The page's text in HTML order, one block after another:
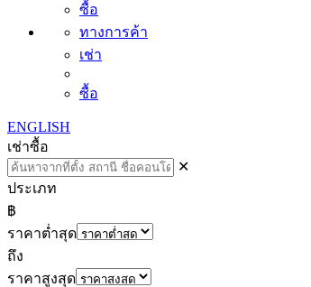
ซื้อ
ทางการค้า
เช่า
ซื้อ
ENGLISH
เช่าซื้อ
✕
ประเภท
฿
ราคาต่ำสุด
ถึง
ราคาสูงสุด